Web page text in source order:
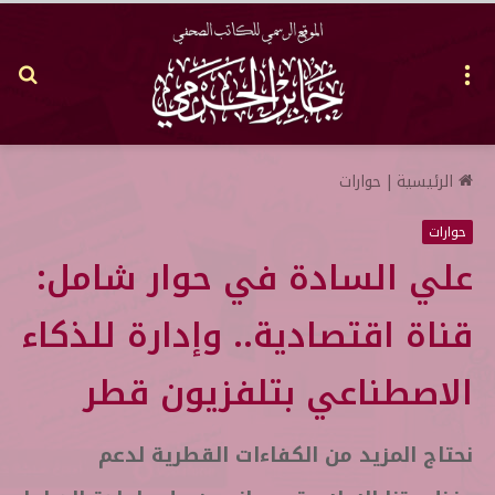
الرئيسية | حوارات
حوارات
علي السادة في حوار شامل:
قناة اقتصادية.. وإدارة للذكاء
الاصطناعي بتلفزيون قطر
نحتاج المزيد من الكفاءات القطرية لدعم